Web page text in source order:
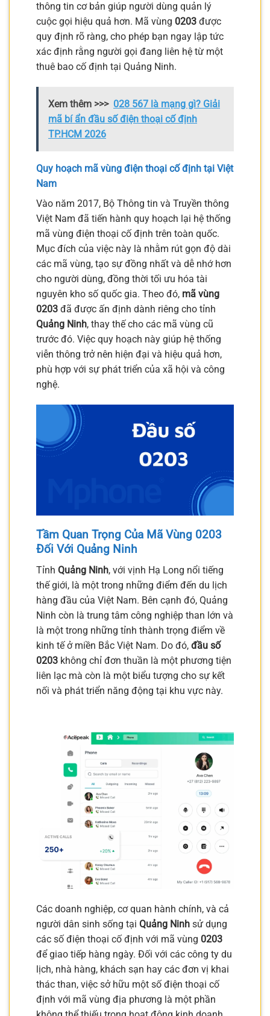
thông tin cơ bản giúp người dùng quản lý
cuộc gọi hiệu quả hơn. Mã vùng 0203 được
quy định rõ ràng, cho phép bạn ngay lập tức
xác định rằng người gọi đang liên hệ từ một
thuê bao cố định tại Quảng Ninh.
Xem thêm >>> 028 567 là mạng gì? Giải
mã bí ẩn đầu số điện thoại cố định
TP.HCM 2026
Quy hoạch mã vùng điện thoại cố định tại Việt
Nam
Vào năm 2017, Bộ Thông tin và Truyền thông
Việt Nam đã tiến hành quy hoạch lại hệ thống
mã vùng điện thoại cố định trên toàn quốc.
Mục đích của việc này là nhằm rút gọn độ dài
các mã vùng, tạo sự đồng nhất và dễ nhớ hơn
cho người dùng, đồng thời tối ưu hóa tài
nguyên kho số quốc gia. Theo đó, mã vùng
0203 đã được ấn định dành riêng cho tỉnh
Quảng Ninh, thay thế cho các mã vùng cũ
trước đó. Việc quy hoạch này giúp hệ thống
viễn thông trở nên hiện đại và hiệu quả hơn,
phù hợp với sự phát triển của xã hội và công
nghệ.
Tầm Quan Trọng Của Mã Vùng 0203
Đối Với Quảng Ninh
Tỉnh Quảng Ninh, với vịnh Hạ Long nổi tiếng
thế giới, là một trong những điểm đến du lịch
hàng đầu của Việt Nam. Bên cạnh đó, Quảng
Ninh còn là trung tâm công nghiệp than lớn và
là một trong những tỉnh thành trọng điểm về
kinh tế ở miền Bắc Việt Nam. Do đó, đầu số
0203 không chỉ đơn thuần là một phương tiện
liên lạc mà còn là một biểu tượng cho sự kết
nối và phát triển năng động tại khu vực này.
Các doanh nghiệp, cơ quan hành chính, và cả
người dân sinh sống tại Quảng Ninh sử dụng
các số điện thoại cố định với mã vùng 0203
để giao tiếp hàng ngày. Đối với các công ty du
lịch, nhà hàng, khách sạn hay các đơn vị khai
thác than, việc sở hữu một số điện thoại cố
định với mã vùng địa phương là một phần